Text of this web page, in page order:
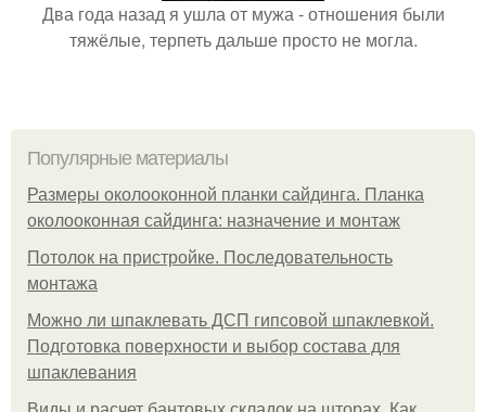
Два года назад я ушла от мужа - отношения были
тяжёлые, терпеть дальше просто не могла.
Популярные материалы
Размеры околооконной планки сайдинга. Планка
околооконная сайдинга: назначение и монтаж
Потолок на пристройке. Последовательность
монтажа
Можно ли шпаклевать ДСП гипсовой шпаклевкой.
Подготовка поверхности и выбор состава для
шпаклевания